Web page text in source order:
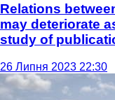
Relations
may deteriorate
study of
26 Липня 2023 22:30